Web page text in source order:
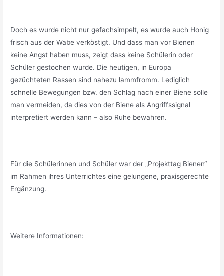
Doch es wurde nicht nur gefachsimpelt, es wurde auch Honig
frisch aus der Wabe verköstigt. Und dass man vor Bienen
keine Angst haben muss, zeigt dass keine Schülerin oder
Schüler gestochen wurde. Die heutigen, in Europa
gezüchteten Rassen sind nahezu lammfromm. Lediglich
schnelle Bewegungen bzw. den Schlag nach einer Biene solle
man vermeiden, da dies von der Biene als Angriffssignal
interpretiert werden kann – also Ruhe bewahren.
Für die Schülerinnen und Schüler war der „Projekttag Bienen“
im Rahmen ihres Unterrichtes eine gelungene, praxisgerechte
Ergänzung.
Weitere Informationen: